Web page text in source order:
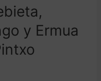
y Ermua